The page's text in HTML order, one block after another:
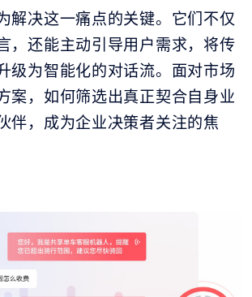
解决这一痛点的关键。它们不仅
，还能主动引导用户需求，将传
级为智能化的对话流。面对市场
案，如何筛选出真正契合自身业
伴，成为企业决策者关注的焦